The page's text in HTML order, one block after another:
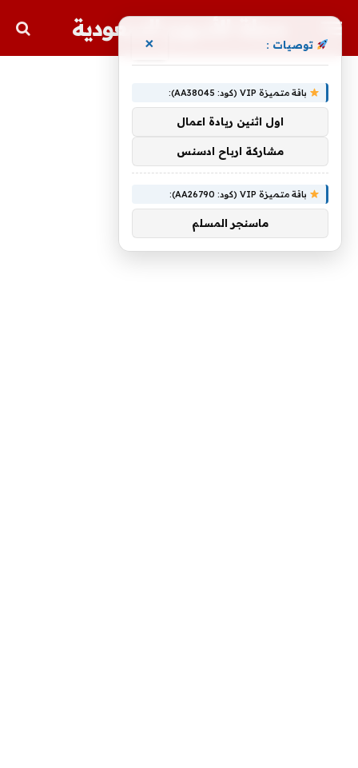
مجلة الأسهم السعودية
توصيات : ×
باقة متميزة VIP (كود: AA38045):
اول اثنين ريادة اعمال
مشاركة ارباح ادسنس
باقة متميزة VIP (كود: AA26790):
ماسنجر المسلم